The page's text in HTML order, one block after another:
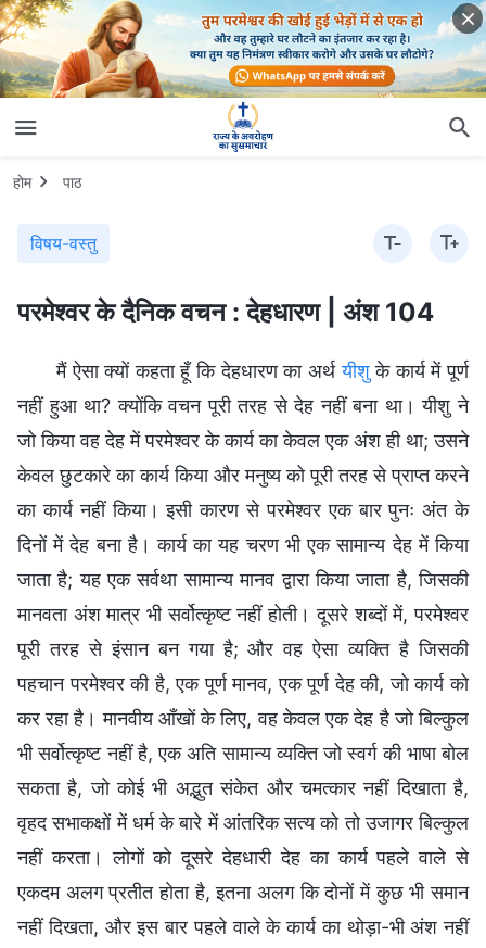
होम पाठ
विषय-वस्तु
परमेश्वर के दैनिक वचन : देहधारण | अंश 104
मैं ऐसा क्यों कहता हूँ कि देहधारण का अर्थयीशुके कार्य में पूर्ण
नहीं हुआ था? क्योंकि वचन पूरी तरह से देह नहीं बना था। यीशु ने
जो किया वह देह में परमेश्वर के कार्य का केवल एक अंश ही था; उसने
केवल छुटकारे का कार्य किया और मनुष्य को पूरी तरह से प्राप्त करने
का कार्य नहीं किया। इसी कारण से परमेश्वर एक बार पुनः अंत के
दिनों में देह बना है। कार्य का यह चरण भी एक सामान्य देह में किया
जाता है; यह एक सर्वथा सामान्य मानव द्वारा किया जाता है, जिसकी
मानवता अंश मात्र भी सर्वोत्कृष्ट नहीं होती। दूसरे शब्दों में, परमेश्वर
पूरी तरह से इंसान बन गया है; और वह ऐसा व्यक्ति है जिसकी
पहचान परमेश्वर की है, एक पूर्ण मानव, एक पूर्ण देह की, जो कार्य को
कर रहा है। मानवीय आँखों के लिए, वह केवल एक देह है जो बिल्कुल
भी सर्वोत्कृष्ट नहीं है, एक अति सामान्य व्यक्ति जो स्वर्ग की भाषा बोल
सकता है, जो कोई भी अद्भुत संकेत और चमत्कार नहीं दिखाता है,
वृहद सभाकक्षों में धर्म के बारे में आंतरिक सत्य को तो उजागर बिल्कुल
नहीं करता। लोगों को दूसरे देहधारी देह का कार्य पहले वाले से
एकदम अलग प्रतीत होता है, इतना अलग कि दोनों में कुछ भी समान
नहीं दिखता, और इस बार पहले वाले के कार्य का थोड़ा-भी अंश नहीं